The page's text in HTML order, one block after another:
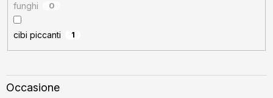
funghi 0
cibi piccanti 1
Occasione